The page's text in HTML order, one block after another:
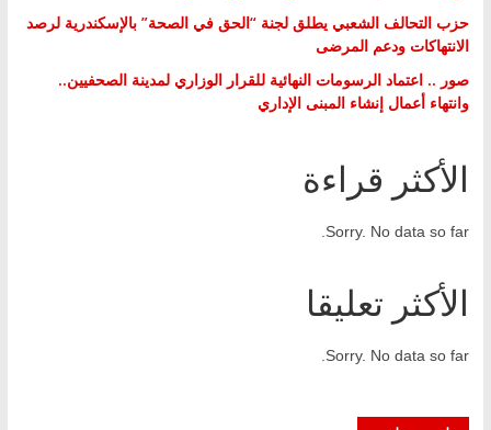
حزب التحالف الشعبي يطلق لجنة “الحق في الصحة” بالإسكندرية لرصد
الانتهاكات ودعم المرضى
صور .. اعتماد الرسومات النهائية للقرار الوزاري لمدينة الصحفيين..
وانتهاء أعمال إنشاء المبنى الإداري
الأكثر قراءة
Sorry. No data so far.
الأكثر تعليقا
Sorry. No data so far.